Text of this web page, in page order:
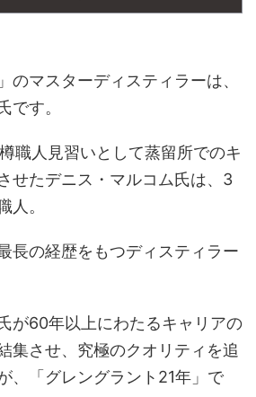
のマスターディスティラーは、
です。
職人見習いとして蒸留所でのキ
せたデニス・マルコム氏は、3
人。
長の経歴をもつディスティラー
が60年以上にわたるキャリアの
集させ、究極のクオリティを追
、「グレングラント21年」で